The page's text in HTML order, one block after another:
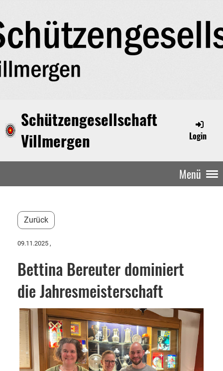
Schützengesellschaft
Villmergen
Login
Menü
Zurück
09.11.2025 ,
Bettina Bereuter dominiert
die Jahresmeisterschaft